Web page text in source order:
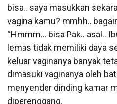
bisa.. saya masukkan
vagina kamu? mmhh..
“Hmmm… bisa Pak.. asal..
lemas tidak memiliki daya
keluar vaginanya banyak
dimasuki vaginanya oleh
menyender dinding kamar
diperenggang.